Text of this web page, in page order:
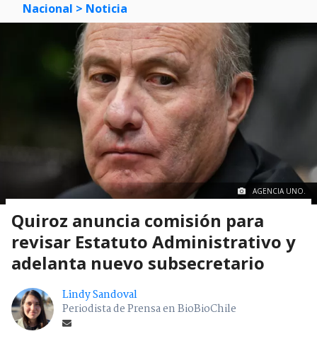
Nacional > Noticia
AGENCIA UNO.
Quiroz anuncia comisión para
revisar Estatuto Administrativo y
adelanta nuevo subsecretario
Lindy Sandoval
Periodista de Prensa en BioBioChile